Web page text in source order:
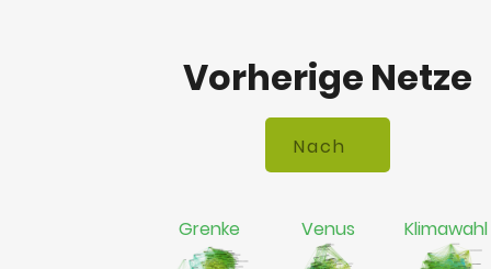
Vorherige Netze
Grenke Venus Klimawahl